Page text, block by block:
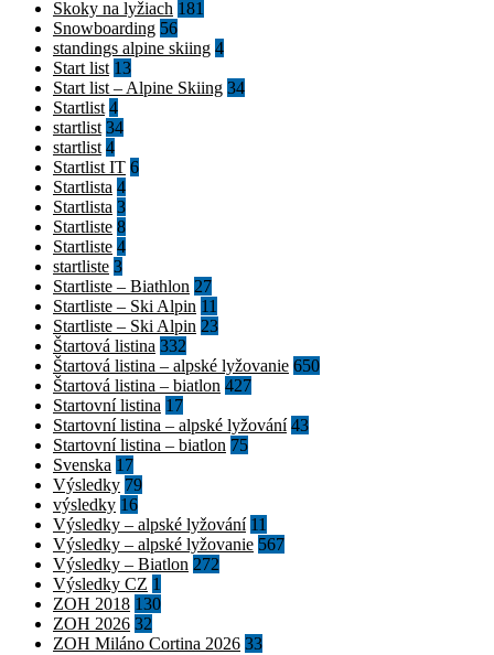
Skoky na lyžiach 181
Snowboarding 56
standings alpine skiing 4
Start list 13
Start list – Alpine Skiing 34
Startlist 4
startlist 34
startlist 4
Startlist IT 6
Startlista 4
Startlista 3
Startliste 8
Startliste 4
startliste 3
Startliste – Biathlon 27
Startliste – Ski Alpin 11
Startliste – Ski Alpin 23
Štartová listina 332
Štartová listina – alpské lyžovanie 650
Štartová listina – biatlon 427
Startovní listina 17
Startovní listina – alpské lyžování 43
Startovní listina – biatlon 75
Svenska 17
Výsledky 79
výsledky 16
Výsledky – alpské lyžování 11
Výsledky – alpské lyžovanie 567
Výsledky – Biatlon 272
Výsledky CZ 1
ZOH 2018 130
ZOH 2026 32
ZOH Miláno Cortina 2026 33